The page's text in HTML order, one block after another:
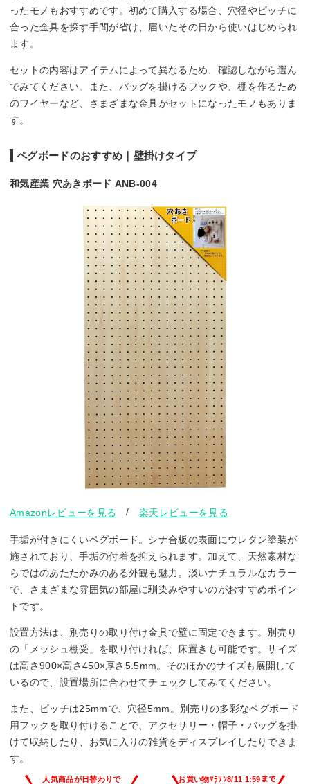
ったモノもおすすめです。初めて購入する場合、穴径やピッチに
合った金具を探す手間が省け、届いたその日から使いはじめられ
ます。
セットの内容はアイテムによって異なるため、確認しながら選ん
でみてください。また、バッグを掛けるフックや、棚を作るため
のワイヤーなど、さまざまな金具がセットになったモノもありま
す。
ペグボードのおすすめ｜壁掛けタイプ
和気産業 穴あきボード ANB-004
Amazonレビューを見る /楽天レビューを見る
手垢が付きにくいペグボード。シナ合板の表面にウレタン塗装が
施されており、手垢の付着を抑えられます。加えて、天然素材な
らではのあたたかみのある外観も魅力。淡いナチュラルなカラー
で、さまざまな雰囲気の部屋に馴染みやすいのがおすすめポイン
トです。
設置方法は、別売りの取り付け金具で壁に固定できます。別売り
の「メッシュ棚受」を取り付ければ、床置きも可能です。サイズ
は高さ900×高さ450×厚さ5.5mm。そのほかのサイズも展開して
いるので、設置場所に合わせてチェックしてみてください。
また、ピッチは25mmで、穴径5mm。別売りの多彩なペグボード
用フックを取り付けることで、アクセサリー・帽子・バッグを掛
けて収納したり、お気に入りの雑貨をディスプレイしたりできま
す。